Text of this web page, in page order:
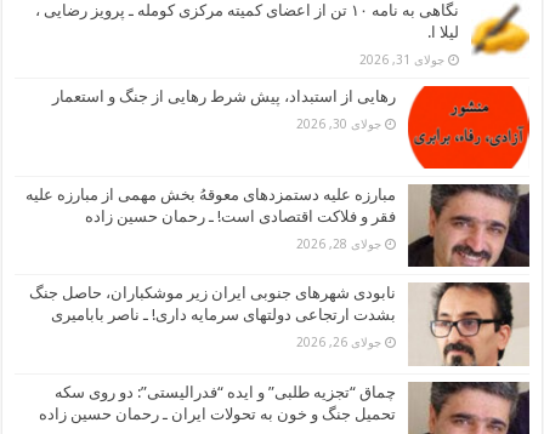
نگاهی به نامه ۱۰ تن از اعضای کمیته مرکزی کومله ـ پرویز رضایی ،
لیلا ا.
جولای 31, 2026
رهایی از استبداد، پیش شرط رهایی از جنگ و استعمار
جولای 30, 2026
مبارزه علیه دستمزدهای معوقهُ بخش مهمی از مبارزه علیه
فقر و فلاکت اقتصادی است! ـ رحمان حسین زاده
جولای 28, 2026
نابودی شهرهای جنوبی ایران زیر موشکباران، حاصل جنگ
بشدت ارتجاعی دولتهای سرمایه داری! ـ ناصر بابامیری
جولای 26, 2026
چماق “تجزیه طلبی” و ایده “فدرالیستی”: دو روی سکه
تحمیل جنگ و خون به تحولات ایران ـ رحمان حسین زاده